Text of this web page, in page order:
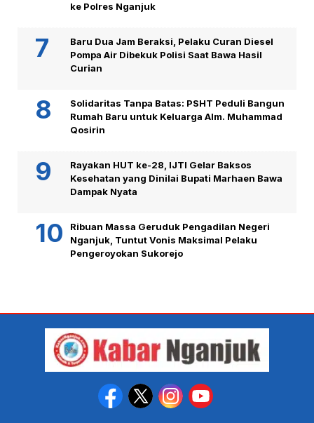
ke Polres Nganjuk
Baru Dua Jam Beraksi, Pelaku Curan Diesel
Pompa Air Dibekuk Polisi Saat Bawa Hasil
Curian
Solidaritas Tanpa Batas: PSHT Peduli Bangun
Rumah Baru untuk Keluarga Alm. Muhammad
Qosirin
Rayakan HUT ke-28, IJTI Gelar Baksos
Kesehatan yang Dinilai Bupati Marhaen Bawa
Dampak Nyata
Ribuan Massa Geruduk Pengadilan Negeri
Nganjuk, Tuntut Vonis Maksimal Pelaku
Pengeroyokan Sukorejo